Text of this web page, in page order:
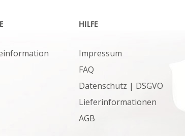
HILFE
Impressum
FAQ
Datenschutz | DSGVO
Lieferinformationen
AGB